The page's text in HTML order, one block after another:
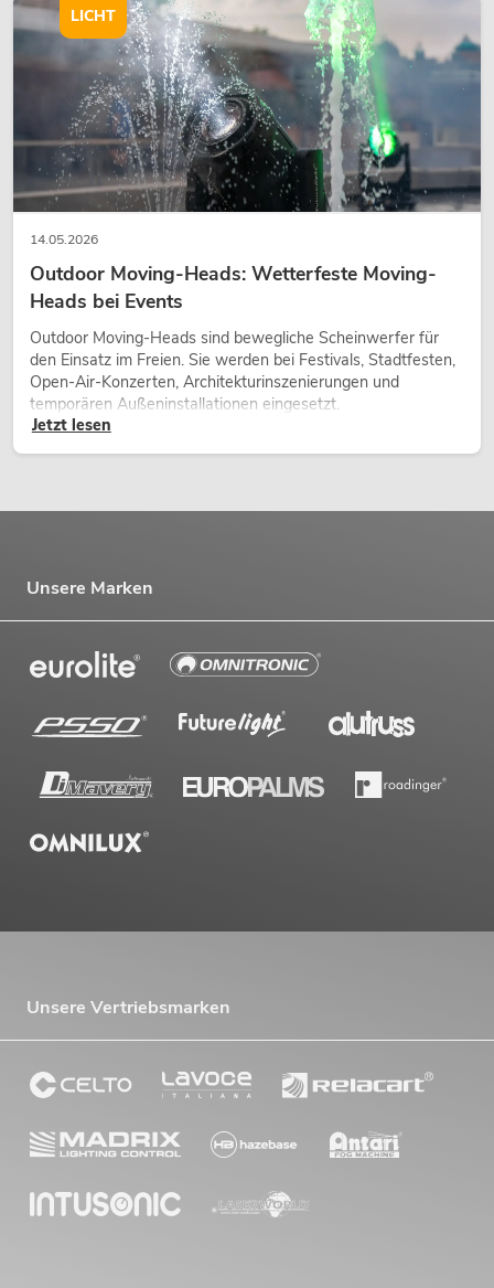
wirken lassen.
14.05.2026
Outdoor Moving-Heads: Wetterfeste Moving-
Heads bei Events
Outdoor Moving-Heads sind bewegliche Scheinwerfer für
den Einsatz im Freien. Sie werden bei Festivals, Stadtfesten,
Open-Air-Konzerten, Architekturinszenierungen und
temporären Außeninstallationen eingesetzt.
Jetzt lesen
LICHT
Unsere Marken
Unsere Vertriebsmarken